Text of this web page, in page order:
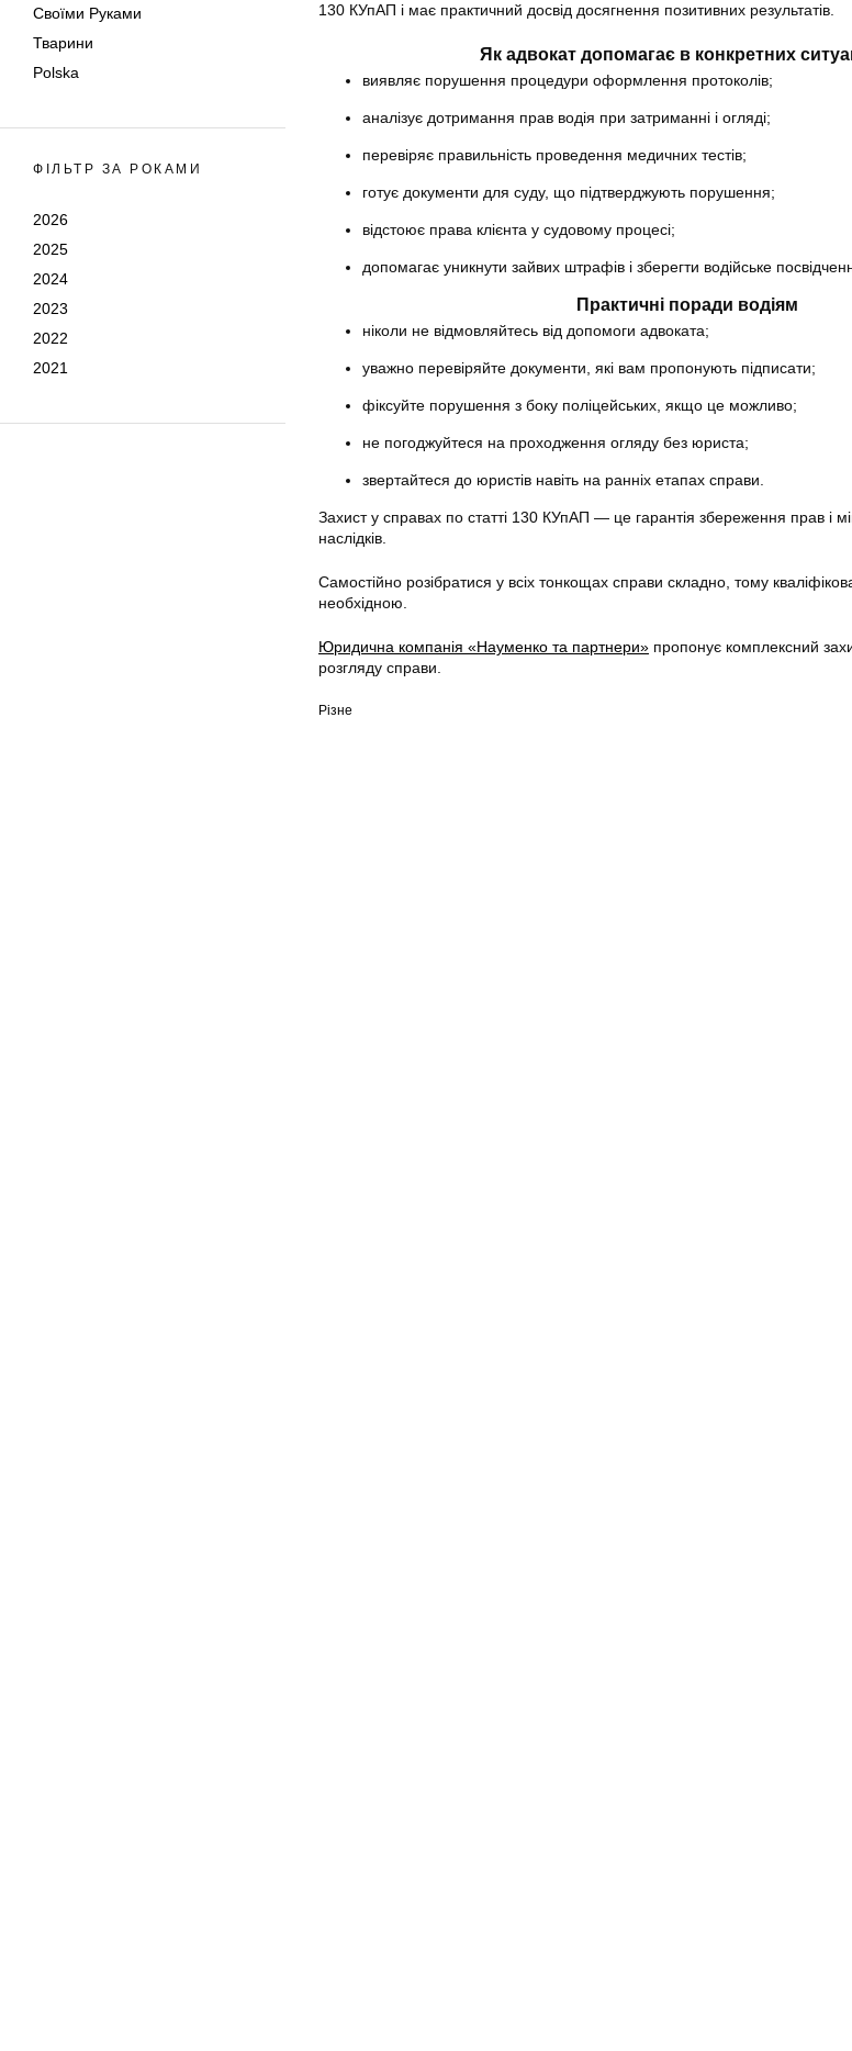
Своїми Руками
Тварини
Polska
ФІЛЬТР ЗА РОКАМИ
2026
2025
2024
2023
2022
2021
130 КУпАП і має практичний досвід досягнення позитивних результатів.
Як адвокат допомагає в конкретних
виявляє порушення процедури оформлення протоколів;
аналізує дотримання прав водія при затриманні і огляді;
перевіряє правильність проведення медичних тестів;
готує документи для суду, що підтверджують порушення;
відстоює права клієнта у судовому процесі;
допомагає уникнути зайвих штрафів і зберегти водійське
Практичні поради водіям
ніколи не відмовляйтесь від допомоги адвоката;
уважно перевіряйте документи, які вам пропонують підписати;
фіксуйте порушення з боку поліцейських, якщо це можливо;
не погоджуйтеся на проходження огляду без юриста;
звертайтеся до юристів навіть на ранніх етапах справи.
Захист у справах по статті 130 КУпАП — це гарантія збереження прав і
наслідків.
Самостійно розібратися у всіх тонкощах справи складно, тому
необхідною.
Юридична компанія «Науменко та партнери» пропонує комплексний
розгляду справи.
Різне